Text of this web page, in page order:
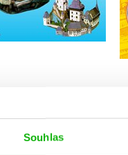
Souhlas
399 Kč
319 Kč